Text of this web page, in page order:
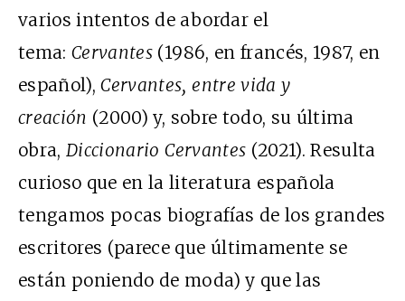
varios intentos de abordar el
tema:Cervantes (1986, en francés, 1987, en
español),Cervantes, entre vida y
creación (2000) y, sobre todo, su última
obra,Diccionario Cervantes (2021). Resulta
curioso que en la literatura española
tengamos pocas biografías de los grandes
escritores (parece que últimamente se
están poniendo de moda) y que las